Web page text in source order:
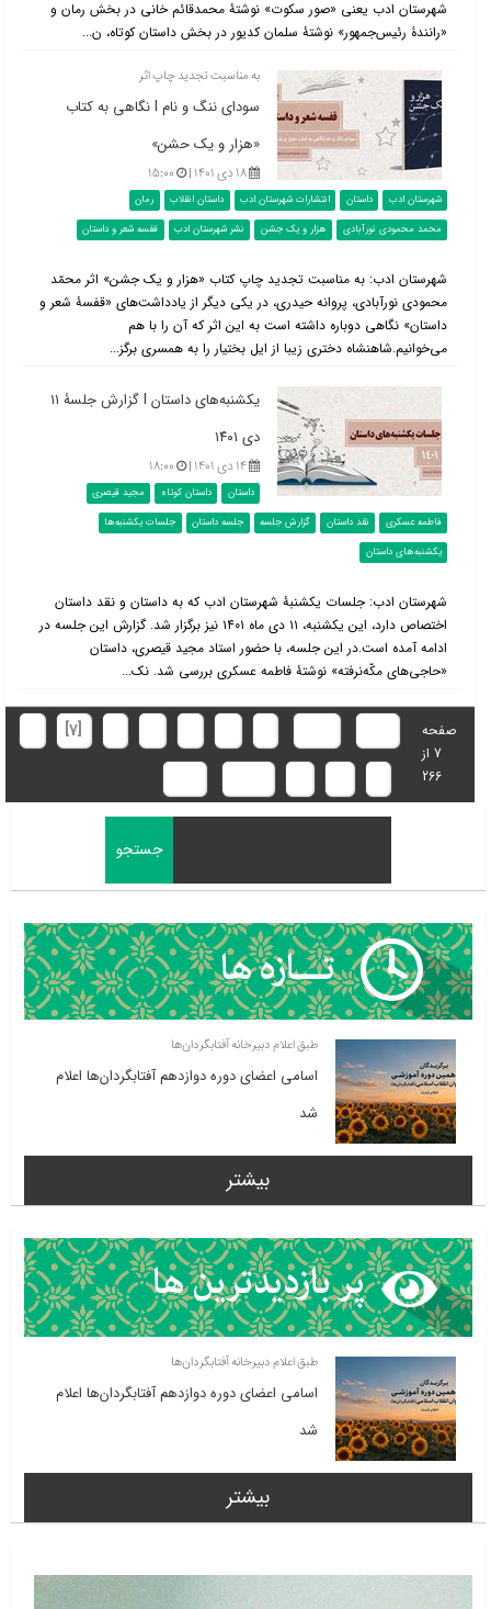
شهرستان ادب یعنی «صور سکوت» نوشتۀ محمدقائم خانی در بخش رمان و
«رانندۀ رئیس‌جمهور» نوشتۀ سلمان کدیور در بخش داستان کوتاه، ن...
به مناسبت تجدید چاپ اثر
سودای ننگ و نام l نگاهی به کتاب
«هزار و یک حشن»
۱۸ دی ۱۴۰۱ | ۱۵:۰۰
شهرستان ادب داستان انتشارات شهرستان ادب داستان انقلاب
رمان
محمد محمودی نورآبادی
هزار و یک جشن نشر شهرستان ادب قفسه شعر و داستان
شهرستان ادب: به مناسبت تجدید چاپ کتاب «هزار و یک جشن» اثر محمّد
محمودی نورآبادی، پروانه حیدری، در یکی دیگر از یادداشت‌های «قفسۀ شعر و
داستان» نگاهی دوباره داشته است به این اثر که آن را با هم
می‌خوانیم.شاهنشاه دختری زیبا از ایل بختیار را به همسری برگز...
یکشنبه‌های داستان l گزارش جلسۀ ۱۱
دی ۱۴۰۱
۱۴ دی ۱۴۰۱ | ۱۸:۰۰
داستان داستان کوتاه
مجید قیصری
فاطمه عسکری
نقد داستان گزارش جلسه جلسه داستان
جلسات یکشنبه‌ها
یکشنبه‌های داستان
شهرستان ادب: جلسات یکشنبۀ شهرستان ادب که به داستان و نقد داستان
اختصاص دارد، این یکشنبه، ۱۱ دی ماه ۱۴۰۱ نیز برگزار شد. گزارش این جلسه در
ادامه آمده است.در این جلسه، با حضور استاد مجید قیصری، داستان
«حاجی‌های مکّه‌نرفته» نوشتۀ فاطمه عسکری بررسی شد. نک...
صفحه
7 از
266
[7]
طبق اعلام دبیرخانه آفتابگردان‌ها
اسامی اعضای دوره دوازدهم آفتابگردان‌ها اعلام
شد
بیشتر
طبق اعلام دبیرخانه آفتابگردان‌ها
اسامی اعضای دوره دوازدهم آفتابگردان‌ها اعلام
شد
بیشتر